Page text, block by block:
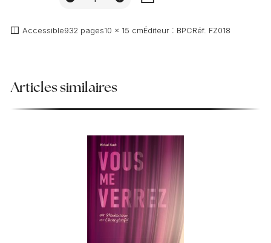
Accessible932 pages10 x 15 cmÉditeur : BPCRéf. FZ018
Articles similaires